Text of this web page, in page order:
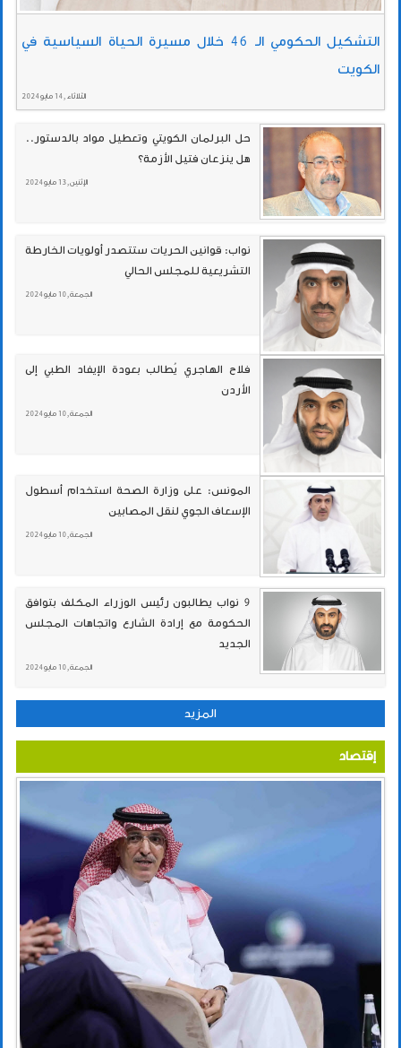
التشكيل الحكومي الـ 46 خلال مسيرة الحياة السياسية في
الكويت
الثلاثاء , 14 مايو 2024
حل البرلمان الكويتي وتعطيل مواد بالدستور..
هل ينزعان فتيل الأزمة؟
الإثنين , 13 مايو 2024
نواب: قوانين الحريات ستتصدر أولويات الخارطة
التشريعية للمجلس الحالي
الجمعة , 10 مايو 2024
فلاح الهاجري يُطالب بعودة الإيفاد الطبي إلى
الأردن
الجمعة , 10 مايو 2024
المونس: على وزارة الصحة استخدام أسطول
الإسعاف الجوي لنقل المصابين
الجمعة , 10 مايو 2024
9 نواب يطالبون رئيس الوزراء المكلف بتوافق
الحكومة مع إرادة الشارع واتجاهات المجلس
الجديد
الجمعة , 10 مايو 2024
المزيد
إقتصاد